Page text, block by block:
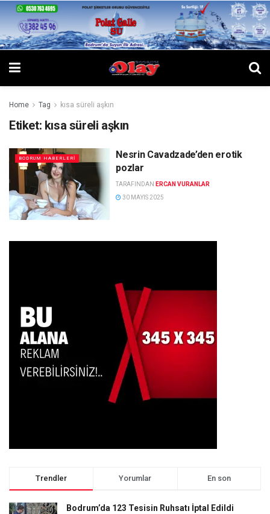
Home Tag kısa süreli aşkın
Etiket: kısa süreli aşkın
BODRUM HABERLERI
Nesrin Cavadzade’den erotik
pozlar
TARAFINDAN ERCAN VURANLAR
30 MAYIS 2025
Trendler Yorumlar En son
Bodrum’da 123 Tesisin Ruhsatı İptal Edildi